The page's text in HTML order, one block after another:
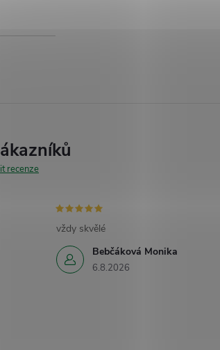
recenze
Bebčáková Monika
6.8.2026
vždy skvělé